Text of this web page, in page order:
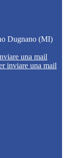
Dugnano (MI)
una mail
inviare una mail